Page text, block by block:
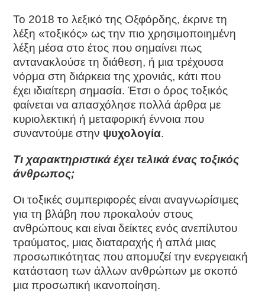
To 2018 το λεξικό της Οξφόρδης, έκρινε τη
λέξη «τοξικός» ως την πιο χρησιμοποιημένη
λέξη μέσα στο έτος που σημαίνει πως
αντανακλούσε τη διάθεση, ή μια τρέχουσα
νόρμα στη διάρκεια της χρονιάς, κάτι που
έχει ιδιαίτερη σημασία. Έτσι ο όρος τοξικός
φαίνεται να απασχόλησε πολλά άρθρα με
κυριολεκτική ή μεταφορική έννοια που
συναντούμε στην ψυχολογία.
Τι χαρακτηριστικά έχει τελικά ένας τοξικός
άνθρωπος;
Οι τοξικές συμπεριφορές είναι αναγνωρίσιμες
για τη βλάβη που προκαλούν στους
ανθρώπους και είναι δείκτες ενός ανεπίλυτου
τραύματος, μιας διαταραχής ή απλά μιας
προσωπικότητας που απομυζεί την ενεργειακή
κατάσταση των άλλων ανθρώπων με σκοπό
μια προσωπική ικανοποίηση.